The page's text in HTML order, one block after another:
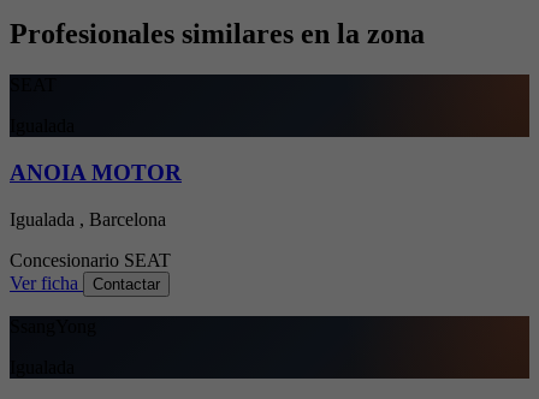
Profesionales similares en la zona
ANOIA MOTOR
Igualada , Barcelona
Concesionario SEAT
Ver ficha
Contactar